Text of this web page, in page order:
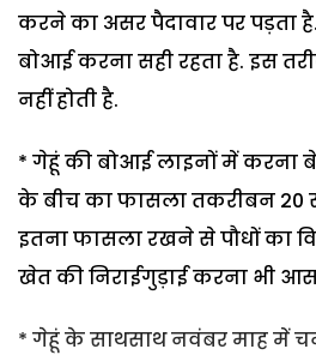
करने का असर पैदावार पर पड़ता
बोआई करना सही रहता है. इस
नहीं होती है.
* गेहूं की बोआई लाइनों में करना
के बीच का फासला तकरीबन 20
इतना फासला रखने से पौधों का
खेत की निराईगुड़ाई करना भी
* गेहूं के साथसाथ नवंबर माह में